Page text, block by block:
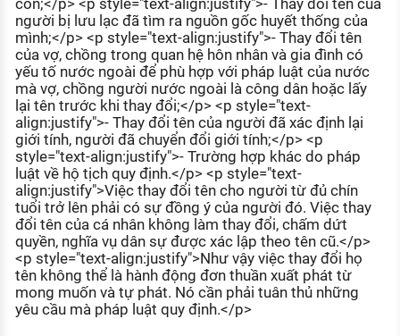
con;</p> <p style="text-align:justify">- Thay đổi tên của
người bị lưu lạc đã tìm ra nguồn gốc huyết thống của
mình;</p> <p style="text-align:justify">- Thay đổi tên
của vợ, chồng trong quan hệ hôn nhân và gia đình có
yếu tố nước ngoài để phù hợp với pháp luật của nước
mà vợ, chồng người nước ngoài là công dân hoặc lấy
lại tên trước khi thay đổi;</p> <p style="text-
align:justify">- Thay đổi tên của người đã xác định lại
giới tính, người đã chuyển đổi giới tính;</p> <p
style="text-align:justify">- Trường hợp khác do pháp
luật về hộ tịch quy định.</p> <p style="text-
align:justify">Việc thay đổi tên cho người từ đủ chín
tuổi trở lên phải có sự đồng ý của người đó. Việc thay
đổi tên của cá nhân không làm thay đổi, chấm dứt
quyền, nghĩa vụ dân sự được xác lập theo tên cũ.</p>
<p style="text-align:justify">Như vậy việc thay đổi họ
tên không thể là hành động đơn thuần xuất phát từ
mong muốn và tự phát. Nó cần phải tuân thủ những
yêu cầu mà pháp luật quy định.</p>